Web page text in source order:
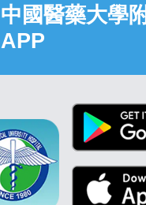
中國醫藥大學
APP